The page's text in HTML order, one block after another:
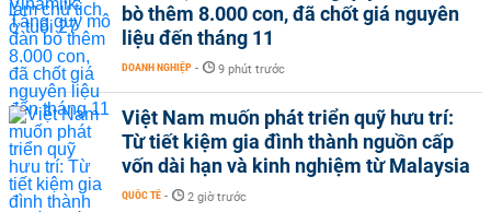
bò thêm 8.000 con, đã chốt giá nguyên
liệu đến tháng 11
DOANH NGHIỆP - 9 phút trước
Việt Nam muốn phát triển quỹ hưu trí:
Từ tiết kiệm gia đình thành nguồn cấp
vốn dài hạn và kinh nghiệm từ Malaysia
QUỐC TẾ - 2 giờ trước